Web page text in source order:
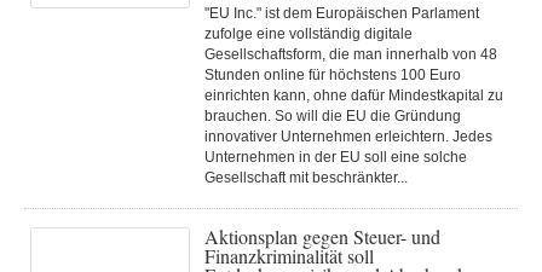
"EU Inc." ist dem Europäischen Parlament
zufolge eine vollständig digitale
Gesellschaftsform, die man innerhalb von 48
Stunden online für höchstens 100 Euro
einrichten kann, ohne dafür Mindestkapital zu
brauchen. So will die EU die Gründung
innovativer Unternehmen erleichtern. Jedes
Unternehmen in der EU soll eine solche
Gesellschaft mit beschränkter...
Aktionsplan gegen Steuer- und
Finanzkriminalität soll